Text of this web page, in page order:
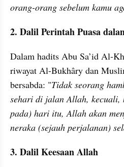
orang-orang sebelum kamu
2. Dalil Perintah Puasa
Dalam hadits Abu Sa’id Al-
riwayat Al-Bukhâry dan
bersabda: "Tidak seorang
sehari di jalan Allah, kecuali,
pada) hari itu, Allah akan
neraka (sejauh perjalanan)
3. Dalil Keesaan Allah